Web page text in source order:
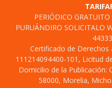
PERIÓDICO
PURUÁNDIRO SOLICITALO
Certificado de Derechos
111214094400-101, Licitud
Domicilio de la Publicación:
58000, Morelia,